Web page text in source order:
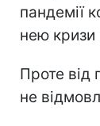
пандемії
нею кризи
Проте від
не